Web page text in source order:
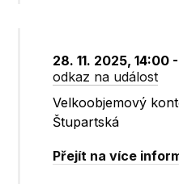
28. 11. 2025, 14:00
odkaz na událost
Velkoobjemový
Štupartská
Přejít na více